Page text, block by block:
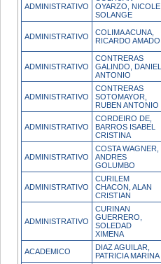
ADMINISTRATIVO
OYARZO, NICOLE
SOLANGE
ADMINISTRATIVO
COLIMA ACUNA,
RICARDO AMADO
ADMINISTRATIVO
CONTRERAS
GALINDO, DANIEL
ANTONIO
ADMINISTRATIVO
CONTRERAS
SOTOMAYOR,
RUBEN ANTONIO
ADMINISTRATIVO
CORDEIRO DE,
BARROS ISABEL
CRISTINA
ADMINISTRATIVO
COSTA WAGNER,
ANDRES
GOLUMBO
ADMINISTRATIVO
CURILEM
CHACON, ALAN
CRISTIAN
ADMINISTRATIVO
CURINAN
GUERRERO,
SOLEDAD
XIMENA
ACADEMICO
DIAZ AGUILAR,
PATRICIA MARINA